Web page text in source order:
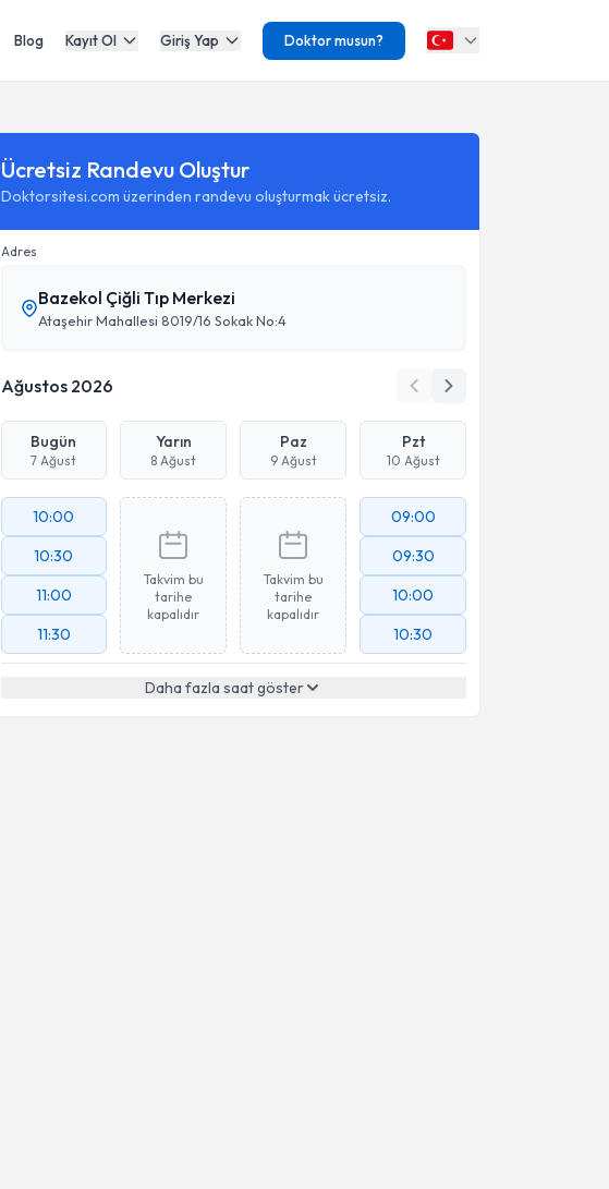
Blog Kayıt Ol Giriş Yap Doktor musun?
Ücretsiz Randevu Oluştur
Doktorsitesi.com üzerinden randevu oluşturmak ücretsiz.
Adres
Bazekol Çiğli Tıp Merkezi
Ataşehir Mahallesi 8019/16 Sokak No:4
Ağustos 2026
Bugün
7 Ağust
Yarın
8 Ağust
Paz
9 Ağust
Pzt
10 Ağust
10:00
10:30
11:00
11:30
Takvim bu
tarihe
kapalıdır
Takvim bu
tarihe
kapalıdır
09:00
09:30
10:00
10:30
Daha fazla saat göster